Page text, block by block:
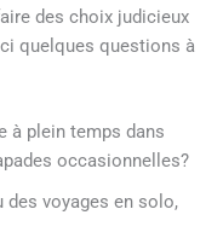
des choix judicieux
quelques questions à
à plein temps dans
occasionnelles?
des voyages en solo,